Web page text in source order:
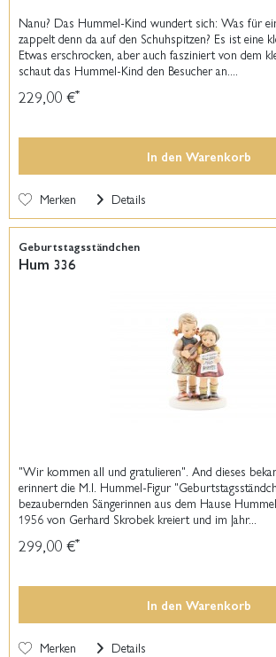
Nanu? Das Hummel-Kind wundert sich: Was für
zappelt denn da auf den Schuhspitzen? Es ist eine
Etwas erschrocken, aber auch fasziniert von dem
schaut das Hummel-Kind den Besucher an....
229,00 €*
In den Warenkorb
Merken Details
Geburtstagsständchen
Hum 336
"Wir kommen all und gratulieren". And dieses
erinnert die M.I. Hummel-Figur
bezaubernden Sängerinnen aus dem Hause
1956 von Gerhard Skrobek kreiert und im Jahr...
299,00 €*
In den Warenkorb
Merken Details